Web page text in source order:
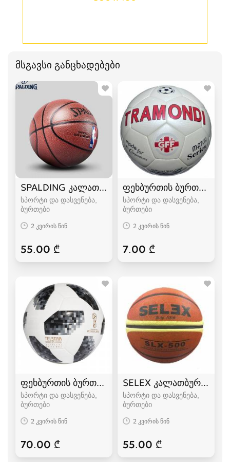
მსგავსი განცხადებები
SPALDING კალათბურთის ბურთი 5 6 7
სპორტი და დასვენება,
ბურთები
2 კვირის წინ
55.00 ₾
ფეხბურთის ბურთი
სპორტი და დასვენება,
ბურთები
2 კვირის წინ
7.00 ₾
ფეხბურთის ბურთი FIFA 2018
სპორტი და დასვენება,
ბურთები
2 კვირის წინ
70.00 ₾
SELEX კალათბურთის
სპორტი და დასვენება,
ბურთები
2 კვირის წინ
55.00 ₾